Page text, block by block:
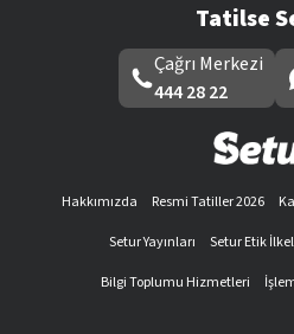
Tatilse
Çağrı Merkezi
444 28 22
Hakkımızda Resmi Tatiller 2026
Setur Yayınları
Setur Etik
Bilgi Toplumu Hizmetleri